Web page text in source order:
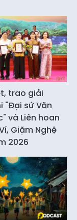
trao giải
"Đại sứ Văn
và Liên hoan
Giặm Nghệ
2026